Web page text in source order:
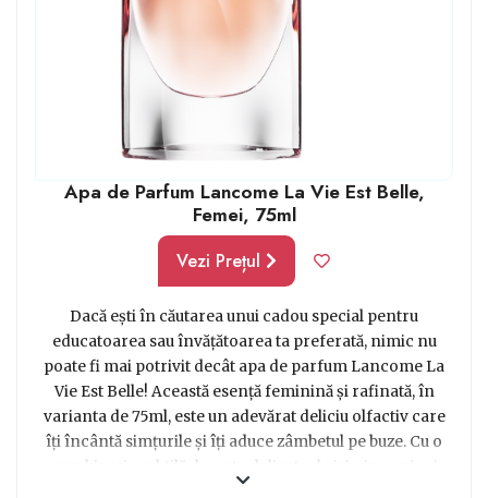
Apa de Parfum Lancome La Vie Est Belle,
Femei, 75ml
Vezi Prețul
Dacă ești în căutarea unui cadou special pentru
educatoarea sau învățătoarea ta preferată, nimic nu
poate fi mai potrivit decât apa de parfum Lancome La
Vie Est Belle! Această esență feminină și rafinată, în
varianta de 75ml, este un adevărat deliciu olfactiv care
îți încântă simțurile și îți aduce zâmbetul pe buze. Cu o
combinație subtilă de note delicate de iris, iasomie și